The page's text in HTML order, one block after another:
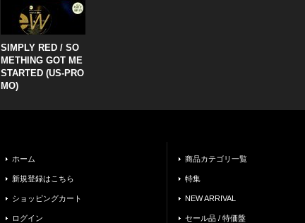
SIMPLY RED ‎/ SO
METHING GOT ME
STARTED (US-PRO
MO)
ホーム
新規登録はこちら
ショッピングカート
ログイン
商品カテゴリ一覧
特集
NEW ARRIVAL
セール品 / 特価盤